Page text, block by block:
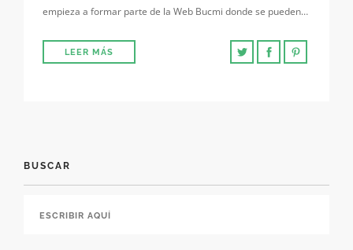
empieza a formar parte de la Web Bucmi donde se pueden…
LEER MÁS
BUSCAR